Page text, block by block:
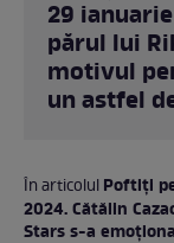
29
părul lui
motivul
un astfel
În articolulPoftiți
2024. Cătălin
Stars s-a